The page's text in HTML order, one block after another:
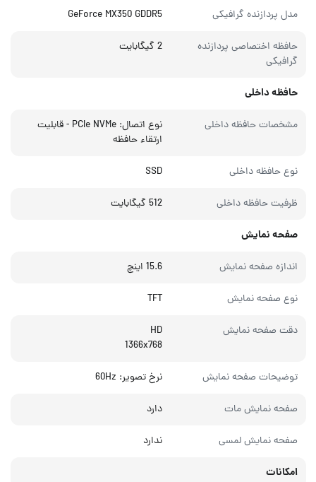
مدل پردازنده گرافیکی GeForce MX350 GDDR5
حافظه اختصاصی پردازنده
گرافیکی
2 گیگابایت
حافظه داخلی
مشخصات حافظه داخلی
نوع اتصال: PCIe NVMe - قابلیت
ارتقاء حافظه
نوع حافظه داخلی SSD
ظرفیت حافظه داخلی 512 گیگابایت
صفحه نمایش
اندازه صفحه نمایش 15.6 اینچ
نوع صفحه نمایش TFT
دقت صفحه نمایش
HD
1366x768
توضیحات صفحه نمایش نرخ تصویر: 60Hz
صفحه نمایش مات دارد
صفحه نمایش لمسی ندارد
امکانات